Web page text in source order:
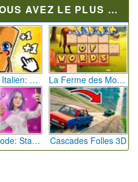
AVEZ LE PLUS JOUÉ
Bébé Clic Italien: La Folie des Petits Bambins La Ferme des Mots - Cultivez votre Vocabulaire
Défi de Mode: Star du Podium Cascades Folles 3D